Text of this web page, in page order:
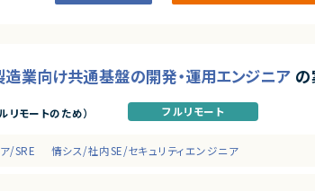
造業向け共通基盤の開発・運用エンジニア
リモートのため） フルリモート
/SRE 情シス/社内SE/セキュリティエンジニア